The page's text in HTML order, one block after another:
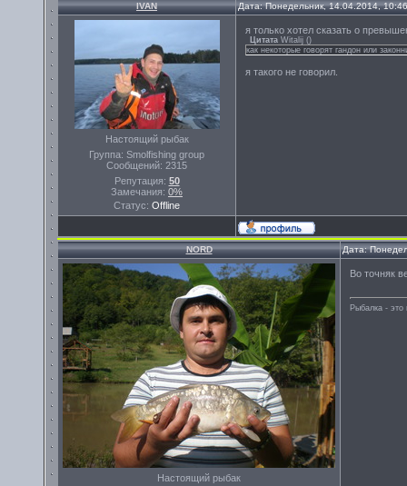
IVAN Дата: Понедельник, 14.04.2014,
Настоящий рыбак
Группа: Smolfishing group
Сообщений: 2315
Репутация: 50
Замечания: 0%
Статус: Offline
я только хотел сказать о
Цитата Witalij ()
как некоторые говорят гандон или
я такого не говорил.
NORD Дата:
Настоящий рыбак
Во точняк
Рыбалка -